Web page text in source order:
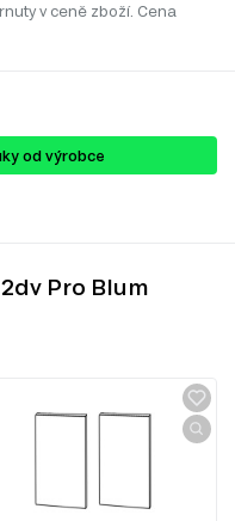
v ceně zboží. Cena
od výrobce
Pro Blum